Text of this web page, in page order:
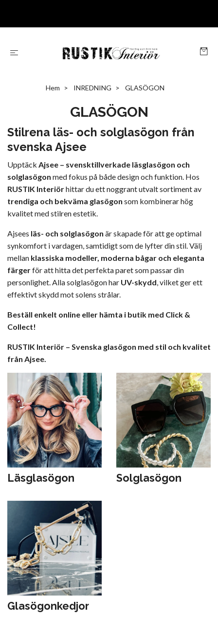
Hem INREDNING GLASÖGON
GLASÖGON
Stilrena läs- och solglasögon från
svenska Ajsee
Upptäck Ajsee – svensktillverkade läsglasögon och
solglasögon med fokus på både design och funktion. Hos
RUSTIK Interiörhittar du ett noggrant utvalt sortiment av
trendiga och bekväma glasögon som kombinerar hög
kvalitet med stilren estetik.
Ajsees läs- och solglasögon är skapade för att ge optimal
synkomfort i vardagen, samtidigt som de lyfter din stil. Välj
mellan klassiska modeller, moderna bågar och eleganta
färgerför att hitta det perfekta paret som passar din
personlighet. Alla solglasögon har UV-skydd, vilket ger ett
effektivt skydd mot solens strålar.
Beställ enkelt online eller hämta i butik med Click &
Collect!
RUSTIK Interiör – Svenska glasögon med stil och kvalitet
från Ajsee.
Läsglasögon Solglasögon
Glasögonkedjor